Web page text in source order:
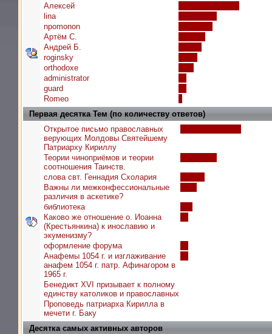
Алексей
lina
npomonon
Артём С.
Андрей Б.
roginsky
orthodoxe
administrator
guard
Romeo
Первая десятка Тем (по количеству ответов)
Открытое письмо православных
верующих Молдовы Святейшему
Патриарху Кириллу
Теории чиноприёмов и теории
соотношения Таинств.
слова свт. Геннадия Схолария
Важны ли межконфессиональные
различия в аскетике?
библиотека
Каково же отношение о. Иоанна
(Крестьянкина) к инославию и
экуменизму?
оформление форума
Анафемы 1054 г. и изглаживание
анафем 1054 г. патр. Афинагором в
1965 г.
Бенедикт XVI призывает к полному
единству католиков и православных
Проповедь патриарха Кирилла в
мечети г. Баку
Десятка самых активных авторов